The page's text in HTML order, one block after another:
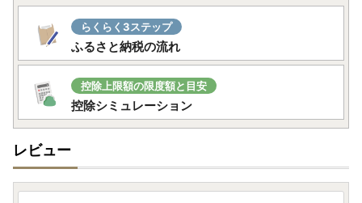
せて期限内に下記へご郵送下さい。
〒311-3892 茨城県行方市麻生1561番地9
行方市ふるさと応援寄附金事務局
（行方市企画部魅力発信課）
らくらく3ステップ
ふるさと納税の流れ
控除上限額の限度額と目安
控除シミュレーション
レビュー